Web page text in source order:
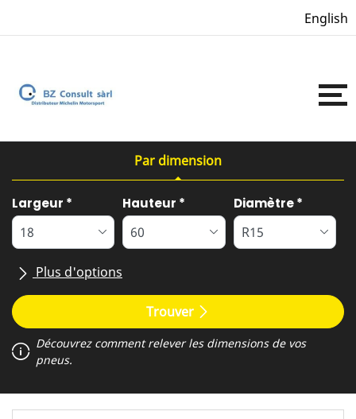
English
Par dimension
Tab updated: Par dimension
Largeur * Hauteur * Diamètre*
Plus d'options
Toutes marques
Type de vehicule
Trouver
Découvrez comment relever les dimensions de vos
pneus.